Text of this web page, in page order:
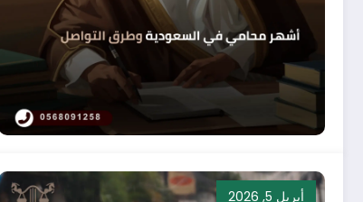
أبريل 5, 2026